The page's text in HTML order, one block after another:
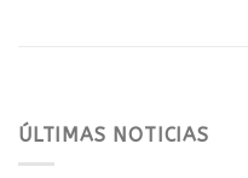
ÚLTIMAS NOTICIAS